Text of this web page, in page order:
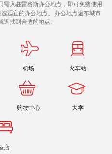
需入驻雷格斯办公地点，即可免费使用
适宜的办公地点。 办公地点遍布城市
近找到合适的地点。
机场 火车站
购物中心 大学
店